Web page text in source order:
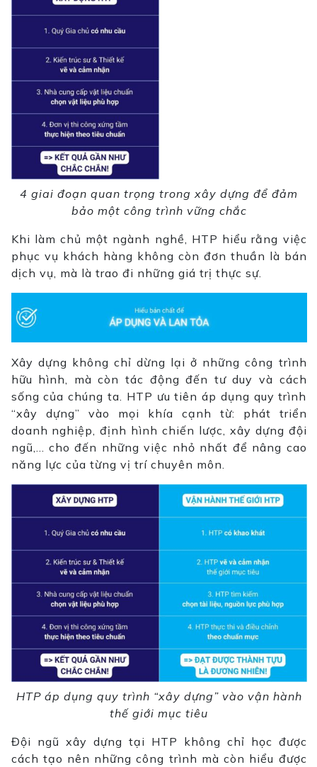
4 giai đoạn quan trọng trong xây dựng để đảm
bảo một công trình vững chắc
Khi làm chủ một ngành nghề, HTP hiểu rằng việc
phục vụ khách hàng không còn đơn thuần là bán
dịch vụ, mà là trao đi những giá trị thực sự.
Xây dựng không chỉ dừng lại ở những công trình
hữu hình, mà còn tác động đến tư duy và cách
sống của chúng ta. HTP ưu tiên áp dụng quy trình
“xây dựng” vào mọi khía cạnh từ: phát triển
doanh nghiệp, định hình chiến lược, xây dựng đội
ngũ,… cho đến những việc nhỏ nhất để nâng cao
năng lực của từng vị trí chuyên môn.
HTP áp dụng quy trình “xây dựng” vào vận hành
thế giới mục tiêu
Đội ngũ xây dựng tại HTP không chỉ học được
cách tạo nên những công trình mà còn hiểu được